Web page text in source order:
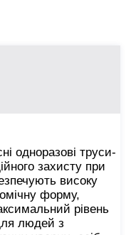
одноразові труси-
захисту при
високу
форму,
рівень
людей з